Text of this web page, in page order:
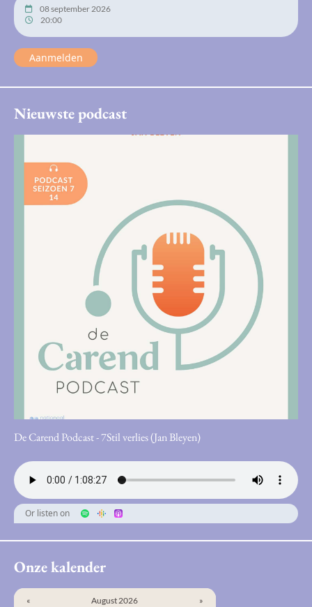
08 september 2026
20:00
Aanmelden
Nieuwste podcast
De Carend Podcast - 7Stil verlies (Jan Bleyen)
Or listen on
Onze kalender
« August 2026 »